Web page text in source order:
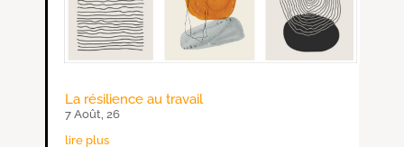
La résilience au travail
7 Août, 26
lire plus